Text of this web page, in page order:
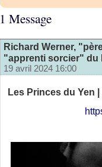
1 Message
Richard Werner,
"apprenti sorcier" du
19 avril 2024 16:00
Les Princes du Yen